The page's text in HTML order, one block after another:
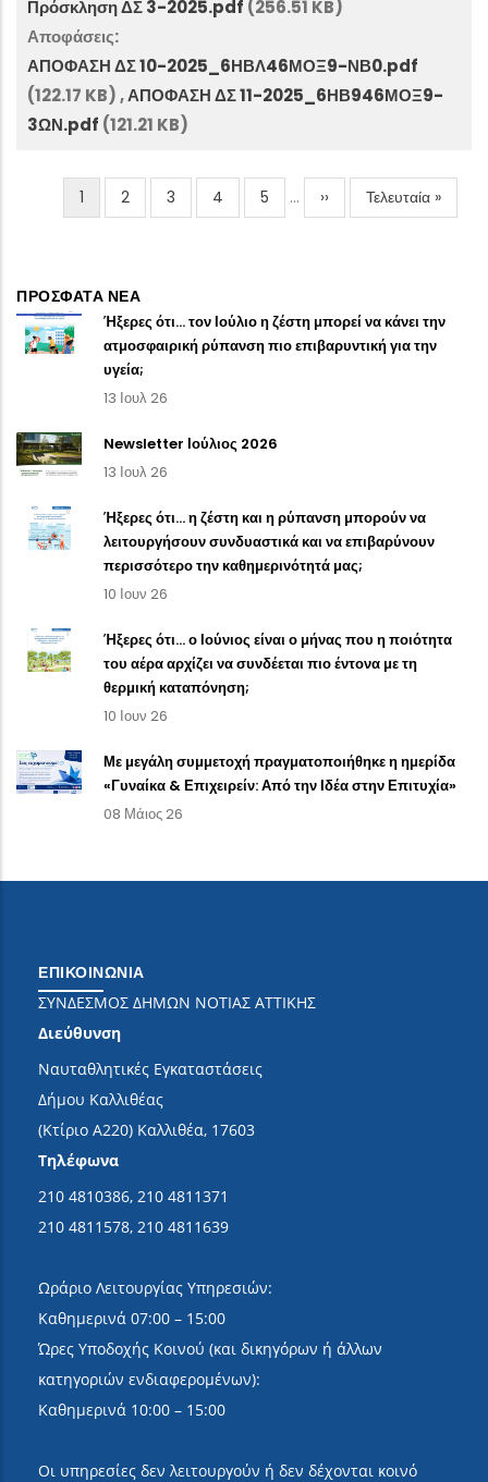
Πρόσκληση ΔΣ 3-2025.pdf (256.51 KB)
Αποφάσεις:
ΑΠΟΦΑΣΗ ΔΣ 10-2025_6ΗΒΛ46ΜΟΞ9-ΝΒ0.pdf
(122.17 KB) ,ΑΠΟΦΑΣΗ ΔΣ 11-2025_6ΗΒ946ΜΟΞ9-
3ΩΝ.pdf (121.21 KB)
Σελιδοποίηση
Τρέχουσα
σελίδα
1 Σελίδα
2 Σελίδα
3 Σελίδα
4 Σελίδα
5 …
Next
page
››
Last
page
Τελευταία »
ΠΡΟΣΦΑΤΑ ΝΕΑ
Ήξερες ότι… τον Ιούλιο η ζέστη μπορεί να κάνει την
ατμοσφαιρική ρύπανση πιο επιβαρυντική για την
υγεία;
13 Ιουλ 26
Newsletter Ιούλιος 2026
13 Ιουλ 26
Ήξερες ότι… η ζέστη και η ρύπανση μπορούν να
λειτουργήσουν συνδυαστικά και να επιβαρύνουν
περισσότερο την καθημερινότητά μας;
10 Ιουν 26
Ήξερες ότι… ο Ιούνιος είναι ο μήνας που η ποιότητα
του αέρα αρχίζει να συνδέεται πιο έντονα με τη
θερμική καταπόνηση;
10 Ιουν 26
Με μεγάλη συμμετοχή πραγματοποιήθηκε η ημερίδα
«Γυναίκα & Επιχειρείν: Από την Ιδέα στην Επιτυχία»
08 Μάιος 26
ΕΠΙΚΟΙΝΩΝΙΑ
ΣΥΝΔΕΣΜΟΣ ΔΗΜΩΝ ΝΟΤΙΑΣ ΑΤΤΙΚΗΣ
Διεύθυνση
Ναυταθλητικές Εγκαταστάσεις
Δήμου Καλλιθέας
(Κτίριο Α220) Καλλιθέα, 17603
Τηλέφωνα
210 4810386, 210 4811371
210 4811578, 210 4811639
Ωράριο Λειτουργίας Υπηρεσιών:
Καθημερινά 07:00 – 15:00
Ώρες Υποδοχής Κοινού (και δικηγόρων ή άλλων
κατηγοριών ενδιαφερομένων):
Καθημερινά 10:00 – 15:00
Οι υπηρεσίες δεν λειτουργούν ή δεν δέχονται κοινό